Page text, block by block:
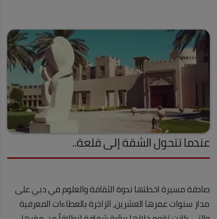
عندما تتحول الشقة إلى قلعة..
صادقة مسيرة اخطتها ندوة الثقافة والعلوم في دبي على
مدار سنوات عمرها العشرين، الزاخرة بالعطاءات المعرفية